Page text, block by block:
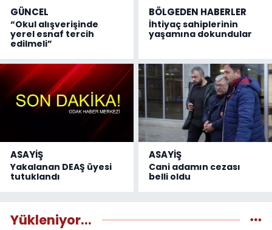
GÜNCEL
“Okul alışverişinde
yerel esnaf tercih
edilmeli”
BÖLGEDEN HABERLER
İhtiyaç sahiplerinin
yaşamına dokundular
ASAYİŞ
Yakalanan DEAŞ üyesi
tutuklandı
ASAYİŞ
Cani adamın cezası
belli oldu
Yükleniyor...